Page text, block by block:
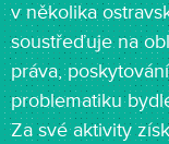
v několika
soustřeďuje na
práva,
problematiku
Za své aktivity